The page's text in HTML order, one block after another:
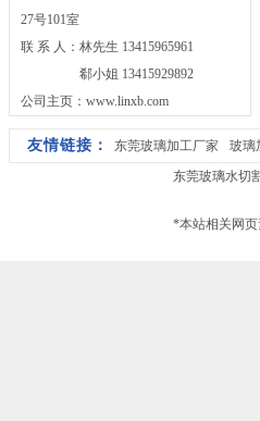
27号101室
联 系 人：林先生 13415965961
郗小姐 13415929892
公司主页：www.linxb.com
友情链接： 东莞玻璃加工厂家 玻璃
东莞玻璃水切
*本站相关网